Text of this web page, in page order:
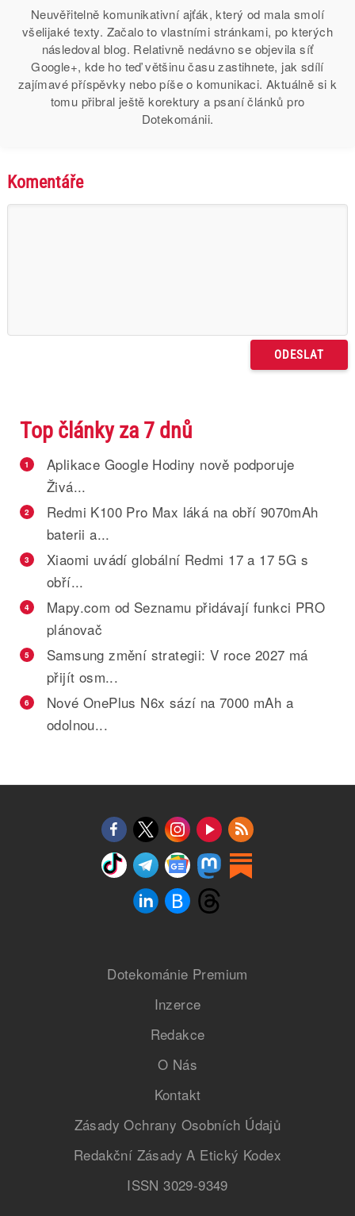
Neuvěřitelně komunikativní ajťák, který od mala smolí
všelijaké texty. Začalo to vlastními stránkami, po kterých
následoval blog. Relativně nedávno se objevila síť
Google+, kde ho teď většinu času zastihnete, jak sdílí
zajímavé příspěvky nebo píše o komunikaci. Aktuálně si k
tomu přibral ještě korektury a psaní článků pro
Dotekománii.
Komentáře
Top články za 7 dnů
1
Aplikace Google Hodiny nově podporuje
Živá...
2
Redmi K100 Pro Max láká na obří 9070mAh
baterii a...
3
Xiaomi uvádí globální Redmi 17 a 17 5G s
obří...
4
Mapy.com od Seznamu přidávají funkci PRO
plánovač
5
Samsung změní strategii: V roce 2027 má
přijít osm...
6
Nové OnePlus N6x sází na 7000 mAh a
odolnou...
Dotekománie Premium
Inzerce
Redakce
O Nás
Kontakt
Zásady Ochrany Osobních Údajů
Redakční Zásady A Etický Kodex
ISSN 3029-9349